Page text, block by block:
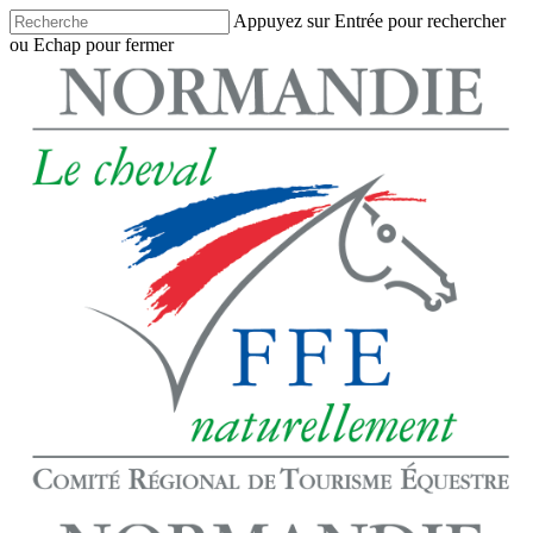
Skip
to
Appuyez sur Entrée pour rechercher
ou Echap pour fermer